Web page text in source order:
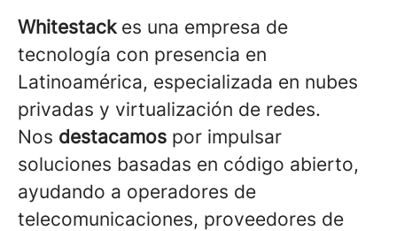
Whitestackes una empresa de
tecnología con presencia en
Latinoamérica, especializada en nubes
privadas y virtualización de redes.
Nos destacamos por impulsar
soluciones basadas en código abierto,
ayudando a operadores de
telecomunicaciones, proveedores de